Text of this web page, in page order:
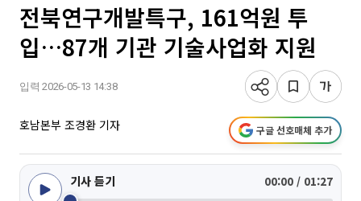
전북연구개발특구, 161억원 투
입…87개 기관 기술사업화 지원
입력 2026-05-13 14:38
호남본부 조경환 기자 구글 선호매체 추가
기사 듣기 00:00 / 01:27